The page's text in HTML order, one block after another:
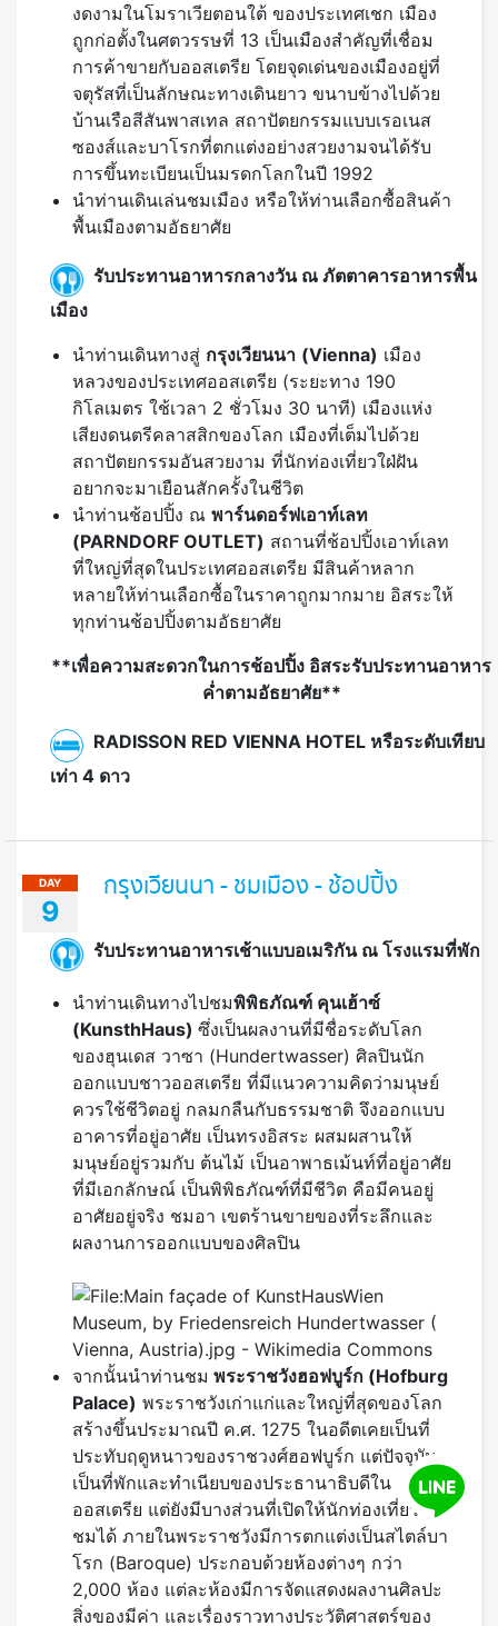
งดงามในโมราเวียตอนใต้ ของประเทศเชก เมือง
ถูกก่อตั้งในศตวรรษที่ 13 เป็นเมืองสำคัญที่เชื่อม
การค้าขายกับออสเตรีย โดยจุดเด่นของเมืองอยู่ที่
จตุรัสที่เป็นลักษณะทางเดินยาว ขนาบข้างไปด้วย
บ้านเรือสีสันพาสเทล สถาปัตยกรรมแบบเรอเนส
ซองส์และบาโรกที่ตกแต่งอย่างสวยงามจนได้รับ
การขึ้นทะเบียนเป็นมรดกโลกในปี 1992
นำท่านเดินเล่นชมเมือง หรือให้ท่านเลือกซื้อสินค้า
พื้นเมืองตามอัธยาศัย
รับประทานอาหารกลางวัน ณ ภัตตาคารอาหารพื้น
เมือง
นำท่านเดินทางสู่ กรุงเวียนนา (Vienna) เมือง
หลวงของประเทศออสเตรีย (ระยะทาง 190
กิโลเมตร ใช้เวลา 2 ชั่วโมง 30 นาที) เมืองแห่ง
เสียงดนตรีคลาสสิกของโลก เมืองที่เต็มไปด้วย
สถาปัตยกรรมอันสวยงาม ที่นักท่องเที่ยวใฝ่ฝัน
อยากจะมาเยือนสักครั้งในชีวิต
นำท่านช้อปปิ้ง ณ พาร์นดอร์ฟเอาท์เลท
(PARNDORF OUTLET) สถานที่ช้อปปิ้งเอาท์เลท
ที่ใหญ่ที่สุดในประเทศออสเตรีย มีสินค้าหลาก
หลายให้ท่านเลือกซื้อในราคาถูกมากมาย อิสระให้
ทุกท่านช้อปปิ้งตามอัธยาศัย
**เพื่อความสะดวกในการช้อปปิ้ง อิสระรับประทานอาหาร
ค่ำตามอัธยาศัย**
RADISSON RED VIENNA HOTEL หรือระดับเทียบ
เท่า 4 ดาว
DAY
9
กรุงเวียนนา - ชมเมือง - ช้อปปิ้ง
รับประทานอาหารเช้าแบบอเมริกัน ณ โรงแรมที่พัก
นำท่านเดินทางไปชมพิพิธภัณฑ์ คุนเฮ้าซ์
(KunsthHaus) ซึ่งเป็นผลงานที่มีชื่อระดับโลก
ของฮุนเดส วาซา (Hundertwasser) ศิลปินนัก
ออกแบบชาวออสเตรีย ที่มีแนวความคิดว่ามนุษย์
ควรใช้ชีวิตอยู่ กลมกลืนกับธรรมชาติ จึงออกแบบ
อาคารที่อยู่อาศัย เป็นทรงอิสระ ผสมผสานให้
มนุษย์อยู่รวมกับ ต้นไม้ เป็นอาพาธเม้นท์ที่อยู่อาศัย
ที่มีเอกลักษณ์ เป็นพิพิธภัณฑ์ที่มีชีวิต คือมีคนอยู่
อาศัยอยู่จริง ชมอา เขตร้านขายของที่ระลึกและ
ผลงานการออกแบบของศิลปิน
จากนั้นนำท่านชม พระราชวังฮอฟบูร์ก (Hofburg
Palace) พระราชวังเก่าแก่และใหญ่ที่สุดของโลก
สร้างขึ้นประมาณปี ค.ศ. 1275 ในอดีตเคยเป็นที่
ประทับฤดูหนาวของราชวงศ์ฮอฟบูร์ก แต่ปัจจุบัน
เป็นที่พักและทำเนียบของประธานาธิบดีใน
ออสเตรีย แต่ยังมีบางส่วนที่เปิดให้นักท่องเที่ยวเข้า
ชมได้ ภายในพระราชวังมีการตกแต่งเป็นสไตล์บา
โรก (Baroque) ประกอบด้วยห้องต่างๆ กว่า
2,000 ห้อง แต่ละห้องมีการจัดแสดงผลงานศิลปะ
สิ่งของมีค่า และเรื่องราวทางประวัติศาสตร์ของ